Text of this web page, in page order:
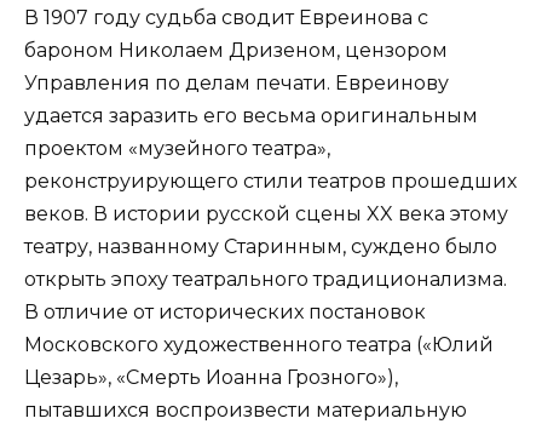
В 1907 году судьба сводит Евреинова с
бароном Николаем Дризеном, цензором
Управления по делам печати. Евреинову
удается заразить его весьма оригинальным
проектом «музейного театра»,
реконструирующего стили театров прошедших
веков. В истории русской сцены XX века этому
театру, названному Старинным, суждено было
открыть эпоху театрального традиционализма.
В отличие от исторических постановок
Московского художественного театра («Юлий
Цезарь», «Смерть Иоанна Грозного»),
пытавшихся воспроизвести материальную